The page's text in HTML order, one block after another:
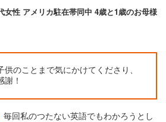
女性 アメリカ駐在帯同中 4歳と1歳のお母様
のことまで気にかけてくださり、
謝！
毎回私のつたない英語でもわかろうとし